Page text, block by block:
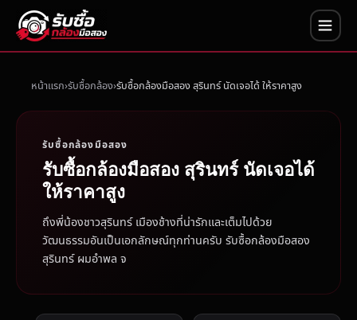
หน้าแรก รับซื้อกล้อง รับซื้อกล้องมือสอง สุรินทร์ นัดเจอได้ ให้ราคาสูง
รับซื้อกล้องมือสอง
รับซื้อกล้องมือสอง สุรินทร์ นัดเจอได้
ให้ราคาสูง
ถึงพี่น้องชาวสุรินทร์ เมืองช้างที่น่ารักและเต็มไปด้วย
วัฒนธรรมอันเป็นเอกลักษณ์ทุกท่านครับ รับซื้อกล้องมือสอง
สุรินทร์ ผมอำพล จ